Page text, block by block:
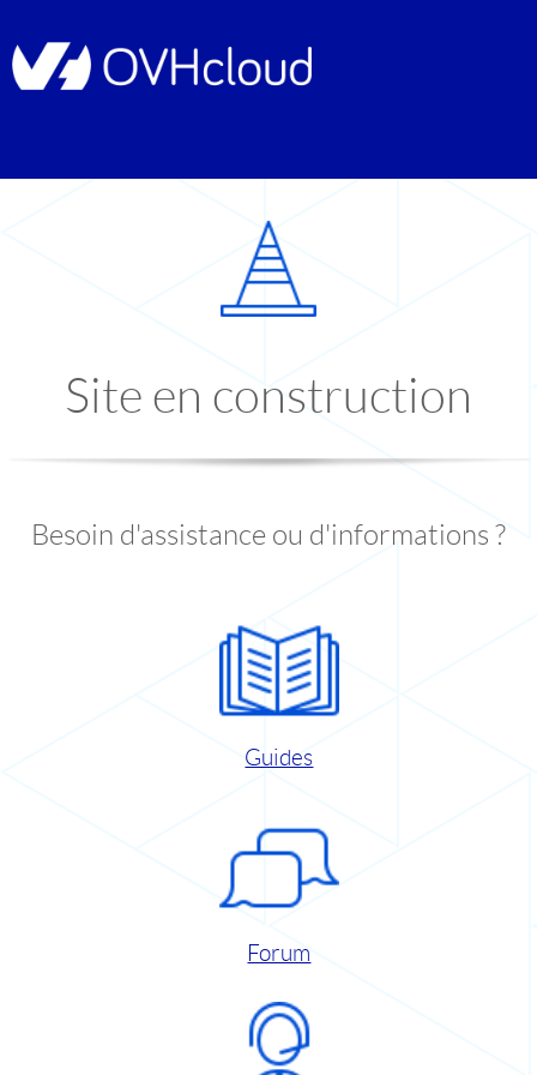
Site en construction
Besoin d'assistance ou d'informations ?
Guides
Forum